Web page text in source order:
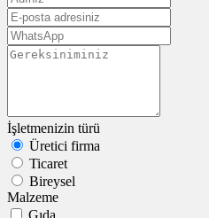
İşletmenizin türü
Üretici firma
Ticaret
Bireysel
Malzeme
Gıda